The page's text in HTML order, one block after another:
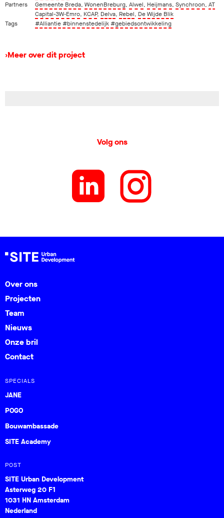
Partners
Gemeente Breda, WonenBreburg, Alwel, Heijmans, Synchroon, AT
Capital-3W-Emro, KCAP, Delva, Rebel, De Wijde Blik
Tags
#Alliantie#binnenstedelijk#gebiedsontwikkeling
›Meer over dit project
Volg ons
Over ons
Projecten
Team
Nieuws
Onze bril
Contact
SPECIALS
JANE
POGO
Bouwambassade
SITE Academy
POST
SITE Urban Development
Asterweg 20 F1
1031 HN Amsterdam
Nederland